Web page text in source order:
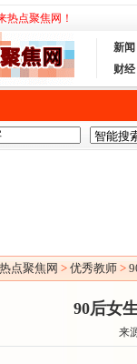
热点聚焦网！
新闻
财经
热点聚焦网 > 优秀教师 >
90后女
来